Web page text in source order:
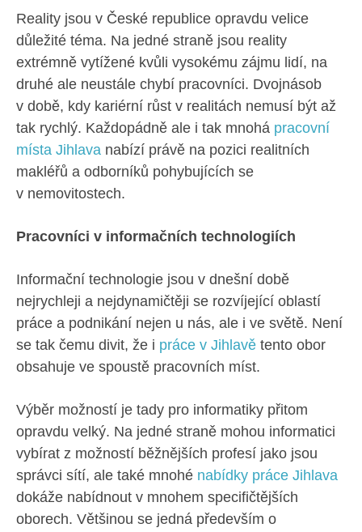
Reality jsou v České republice opravdu velice
důležité téma. Na jedné straně jsou reality
extrémně vytížené kvůli vysokému zájmu lidí, na
druhé ale neustále chybí pracovníci. Dvojnásob
v době, kdy kariérní růst v realitách nemusí být až
tak rychlý. Každopádně ale i tak mnohá pracovní
místa Jihlava nabízí právě na pozici realitních
makléřů a odborníků pohybujících se
v nemovitostech.
Pracovníci v informačních technologiích
Informační technologie jsou v dnešní době
nejrychleji a nejdynamičtěji se rozvíjející oblastí
práce a podnikání nejen u nás, ale i ve světě. Není
se tak čemu divit, že i práce v Jihlavě tento obor
obsahuje ve spoustě pracovních míst.
Výběr možností je tady pro informatiky přitom
opravdu velký. Na jedné straně mohou informatici
vybírat z možností běžnějších profesí jako jsou
správci sítí, ale také mnohé nabídky práce Jihlava
dokáže nabídnout v mnohem specifičtějších
oborech. Většinou se jedná především o